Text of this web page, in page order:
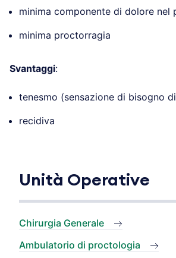
minima componente di dolore nel
minima proctorragia
Svantaggi:
tenesmo (sensazione di bisogno
recidiva
Unità Operative
Chirurgia Generale
Ambulatorio di proctologia